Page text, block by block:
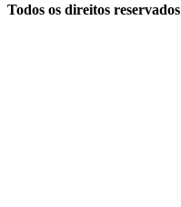
Todos os direitos reservados